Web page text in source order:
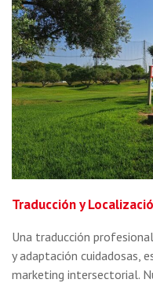
Traducción y
Una traducción
y adaptación cuidadosas,
marketing intersectorial.